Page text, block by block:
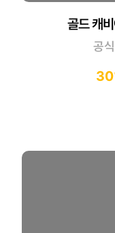
골드 캐
공